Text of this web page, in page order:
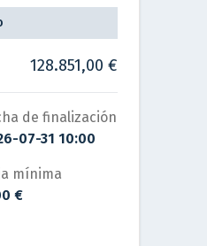
128.851,00 €
de finalización
07-31 10:00
mínima
€